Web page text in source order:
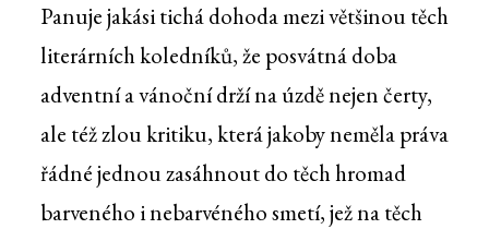
Panuje jakási tichá dohoda mezi většinou těch
literárních koledníků, že posvátná doba
adventní a vánoční drží na úzdě nejen čerty,
ale též zlou kritiku, která jakoby neměla práva
řádné jednou zasáhnout do těch hromad
barveného i nebarvéného smetí, jež na těch